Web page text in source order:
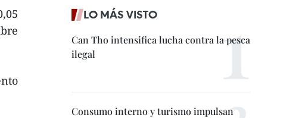
LO MÁS VISTO
Can Tho intensifica lucha contra la pesca
ilegal
Consumo interno y turismo impulsan